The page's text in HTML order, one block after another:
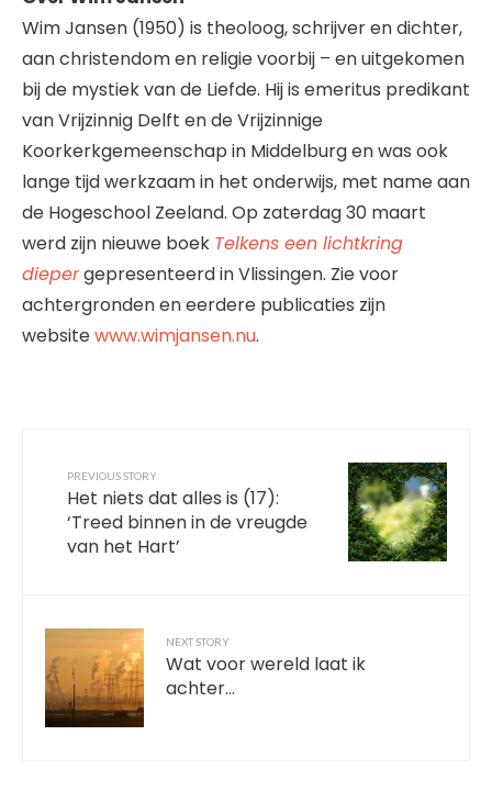
Wim Jansen (1950) is theoloog, schrijver en dichter,
aan christendom en religie voorbij – en uitgekomen
bij de mystiek van de Liefde. Hij is emeritus predikant
van Vrijzinnig Delft en de Vrijzinnige
Koorkerkgemeenschap in Middelburg en was ook
lange tijd werkzaam in het onderwijs, met name aan
de Hogeschool Zeeland. Op zaterdag 30 maart
werd zijn nieuwe boek Telkens een lichtkring
diepergepresenteerd in Vlissingen. Zie voor
achtergronden en eerdere publicaties zijn
websitewww.wimjansen.nu.
PREVIOUS STORY
Het niets dat alles is (17):
‘Treed binnen in de vreugde
van het Hart’
NEXT STORY
Wat voor wereld laat ik
achter…